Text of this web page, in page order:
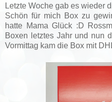
Letzte Woche gab es wieder
Schön für mich Box zu
hatte Mama Glück :D
Boxen letztes Jahr und nun
Vormittag kam die Box mit